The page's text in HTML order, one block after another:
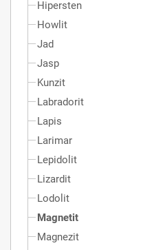
Hipersten
Howlit
Jad
Jasp
Kunzit
Labradorit
Lapis
Larimar
Lepidolit
Lizardit
Lodolit
Magnetit
Magnezit